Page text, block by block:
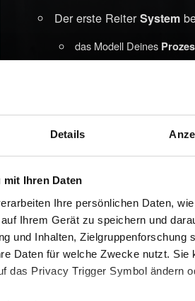
Details
Ihren Daten
Ihre persönlichen Daten,
Ihrem Gerät zu speichern und
und Inhalten,
Daten für welche Zwecke nutzt.
das Privacy Trigger Symbol ändern
Der erste ReiterSystem
das Modell Deines
Wie findest Du
Witcher 3: Wild Hunt
Finde online eine
Minimalanforderungen zu
DirectX 11 - Nvidia GPU
Finde online eine